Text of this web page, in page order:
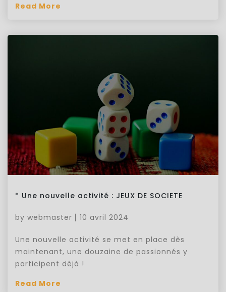
Read More
* Une nouvelle activité : JEUX DE SOCIETE
by webmaster 10 avril 2024
Une nouvelle activité se met en place dès
maintenant, une douzaine de passionnés y
participent déjà !
Read More